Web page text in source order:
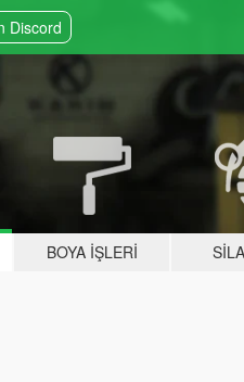
Discord
BOYA İŞLERI